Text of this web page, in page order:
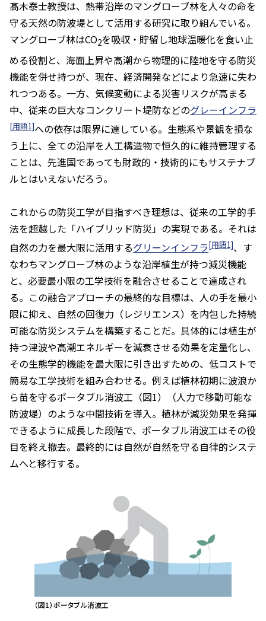
髙木泰士教授は、熱帯沿岸のマングローブ林を人々の命を
守る天然の防波堤として活用する研究に取り組んでいる。
マングローブ林はCO2を吸収・貯留し地球温暖化を食い止
める役割と、海面上昇や高潮から物理的に陸地を守る防災
機能を併せ持つが、現在、経済開発などにより急速に失わ
れつつある。一方、気候変動による災害リスクが高まる
中、従来の巨大なコンクリート堤防などのグレーインフラ
[用語1]への依存は限界に達している。生態系や景観を損な
う上に、全ての沿岸を人工構造物で恒久的に維持管理する
ことは、先進国であっても財政的・技術的にもサステナブ
ルとはいえないだろう。
これからの防災工学が目指すべき理想は、従来の工学的手
法を超越した「ハイブリッド防災」の実現である。それは
自然の力を最大限に活用するグリーンインフラ[用語1]、す
なわちマングローブ林のような沿岸植生が持つ減災機能
と、必要最小限の工学技術を融合させることで達成され
る。この融合アプローチの最終的な目標は、人の手を最小
限に抑え、自然の回復力（レジリエンス）を内包した持続
可能な防災システムを構築することだ。具体的には植生が
持つ津波や高潮エネルギーを減衰させる効果を定量化し、
その生態学的機能を最大限に引き出すための、低コストで
簡易な工学技術を組み合わせる。例えば植林初期に波浪か
ら苗を守るポータブル消波工（図1）（人力で移動可能な
防波堤）のような中間技術を導入。植林が減災効果を発揮
できるように成長した段階で、ポータブル消波工はその役
目を終え撤去。最終的には自然が自然を守る自律的システ
ムへと移行する。
（図1）ポータブル消波工